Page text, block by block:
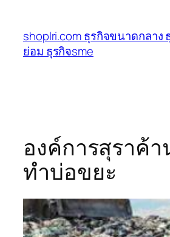
เนื้อหา
shoplri.com ธุรกิจขนาดกลาง
ย่อม ธุรกิจsme
องค์การสุราค้
ทำบ่อขยะ